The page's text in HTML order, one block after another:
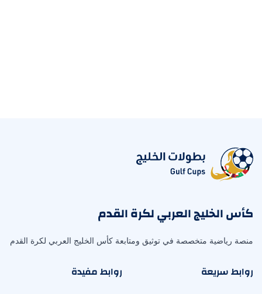
كأس الخليج العربي لكرة القدم
منصة رياضية متخصصة في توثيق ومتابعة كأس الخليج العربي لكرة القدم
روابط سريعة روابط مفيدة